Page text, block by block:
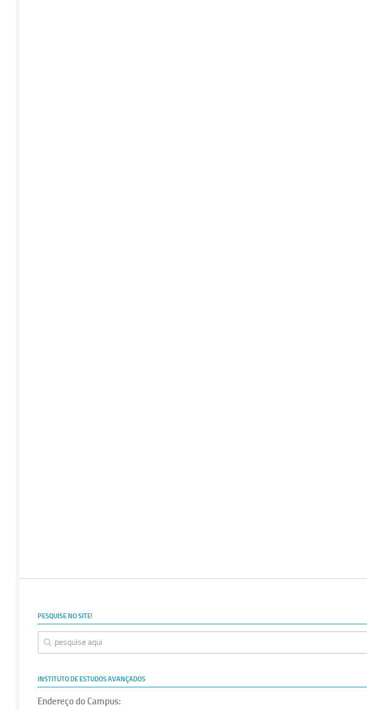
PESQUISE NO SITE!
INSTITUTO DE ESTUDOS AVANÇADOS
Endereço do Campus: